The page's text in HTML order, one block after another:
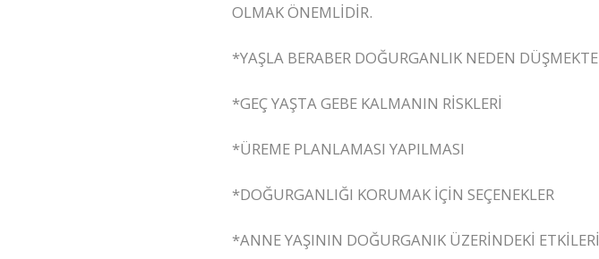
OLMAK ÖNEMLİDİR.
*YAŞLA BERABER DOĞURGANLIK NEDEN DÜŞMEKTE
*GEÇ YAŞTA GEBE KALMANIN RİSKLERİ
*ÜREME PLANLAMASI YAPILMASI
*DOĞURGANLIĞI KORUMAK İÇİN SEÇENEKLER
*ANNE YAŞININ DOĞURGANIK ÜZERİNDEKİ ETKİLERİ